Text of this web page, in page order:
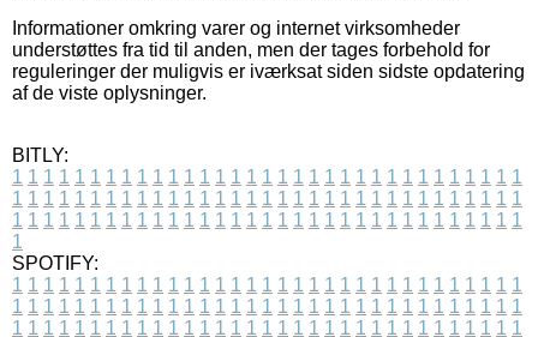
Informationer omkring varer og internet virksomheder
understøttes fra tid til anden, men der tages forbehold for
reguleringer der muligvis er iværksat siden sidste opdatering
af de viste oplysninger.
BITLY:
1 1 1 1 1 1 1 1 1 1 1 1 1 1 1 1 1 1 1 1 1 1 1 1 1 1 1 1 1 1 1 1 1
1 1 1 1 1 1 1 1 1 1 1 1 1 1 1 1 1 1 1 1 1 1 1 1 1 1 1 1 1 1 1 1 1
1 1 1 1 1 1 1 1 1 1 1 1 1 1 1 1 1 1 1 1 1 1 1 1 1 1 1 1 1 1 1 1 1
1
SPOTIFY:
1 1 1 1 1 1 1 1 1 1 1 1 1 1 1 1 1 1 1 1 1 1 1 1 1 1 1 1 1 1 1 1 1
1 1 1 1 1 1 1 1 1 1 1 1 1 1 1 1 1 1 1 1 1 1 1 1 1 1 1 1 1 1 1 1 1
1 1 1 1 1 1 1 1 1 1 1 1 1 1 1 1 1 1 1 1 1 1 1 1 1 1 1 1 1 1 1 1 1